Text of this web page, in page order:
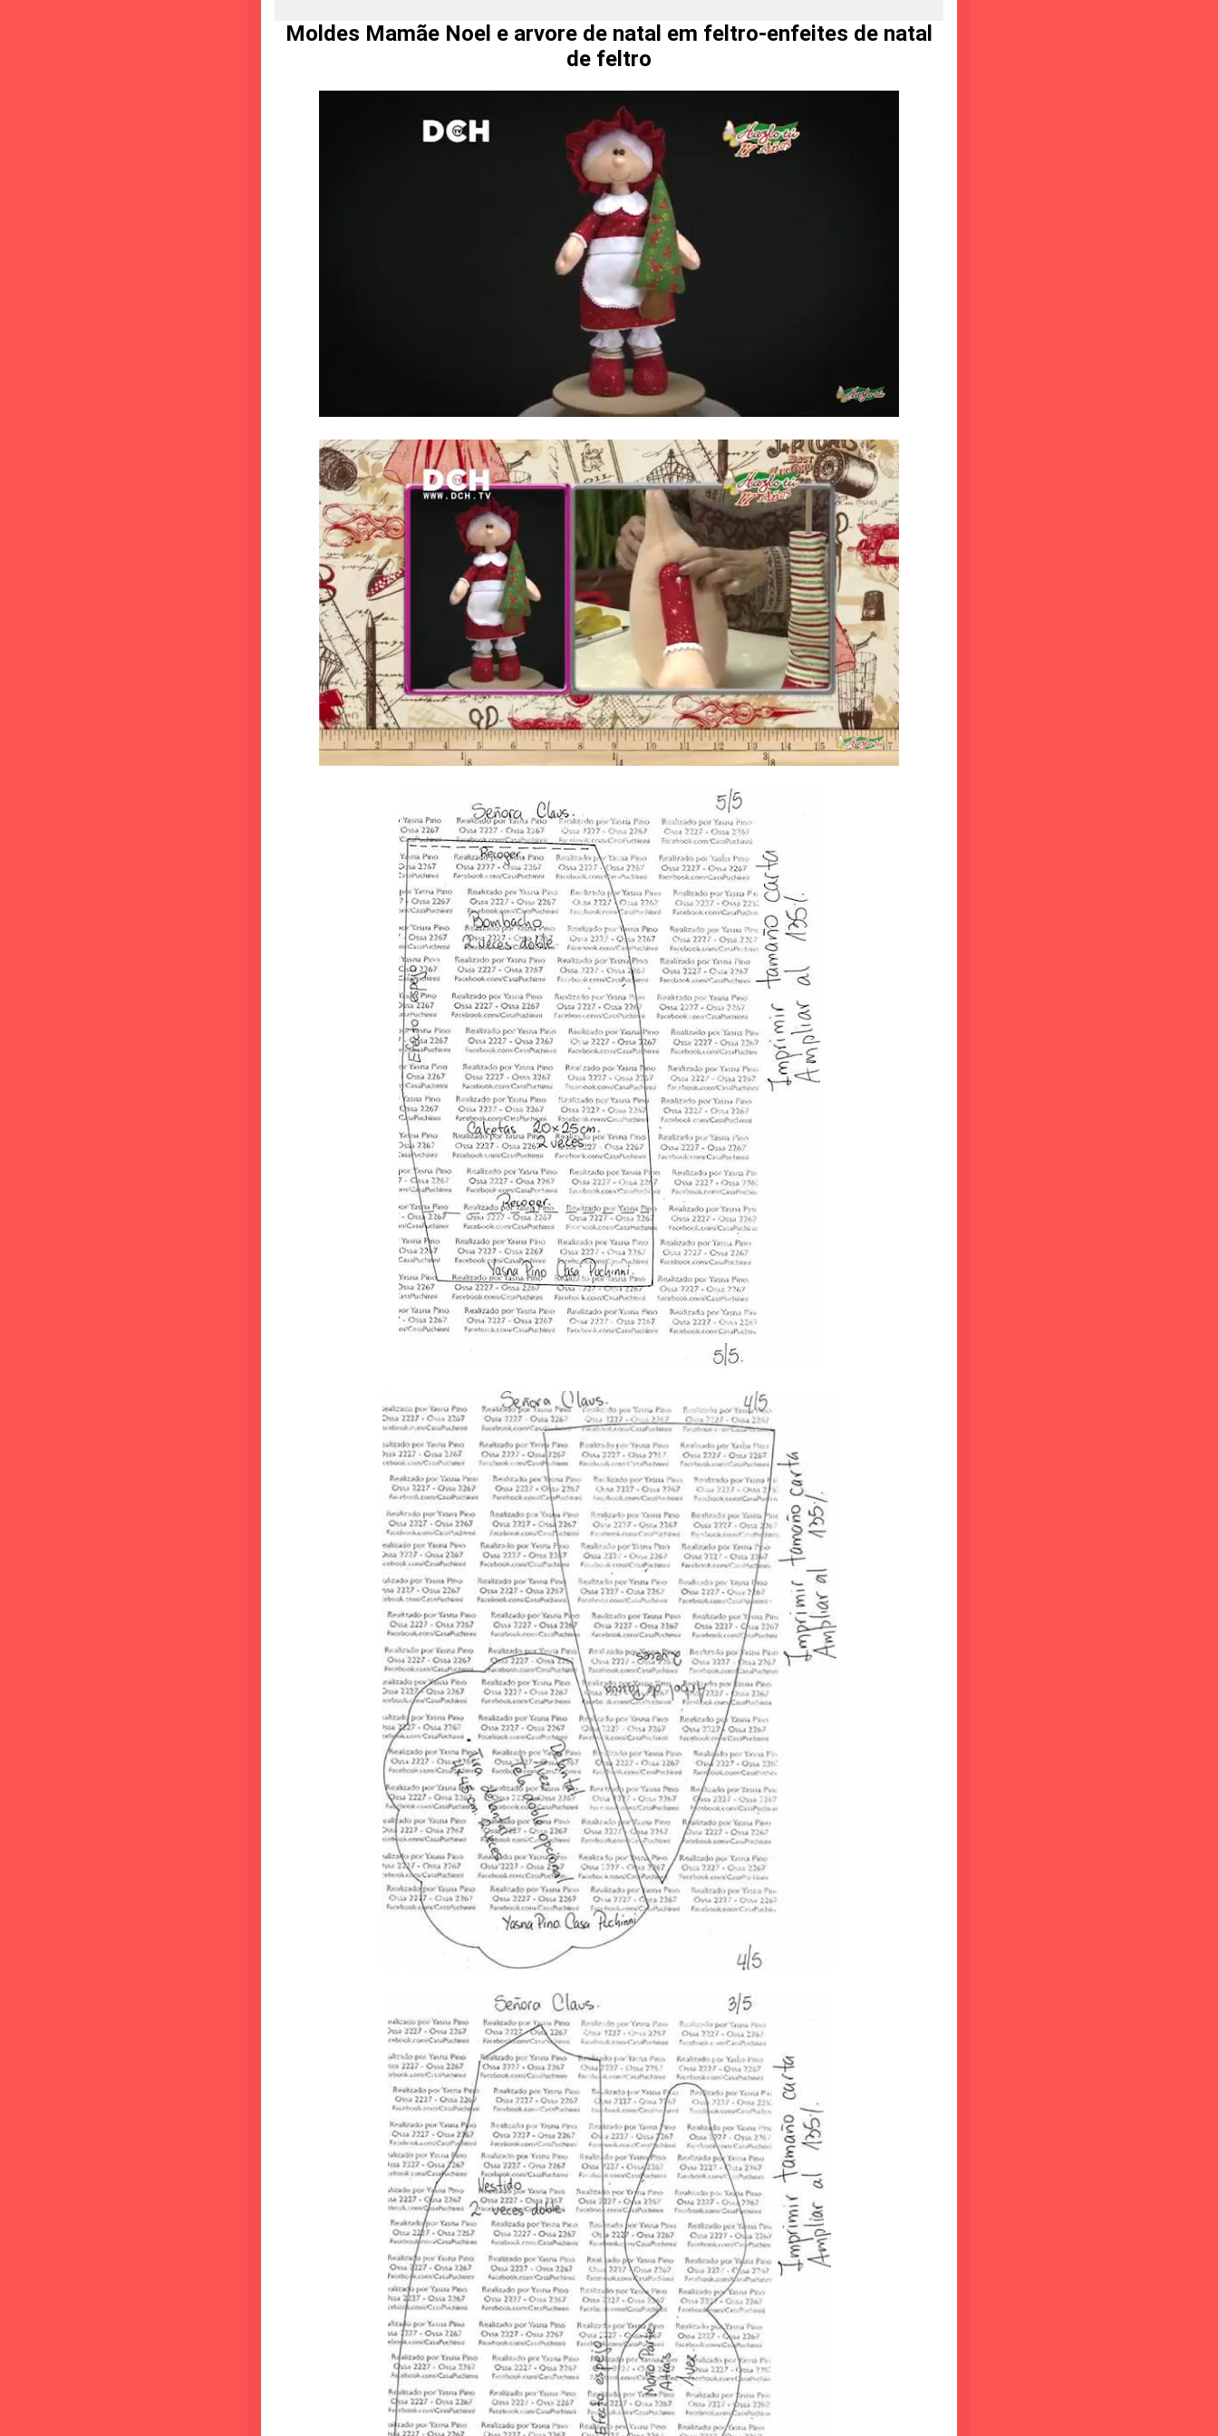
Moldes Mamãe Noel e arvore de natal em feltro-enfeites de natal
de feltro